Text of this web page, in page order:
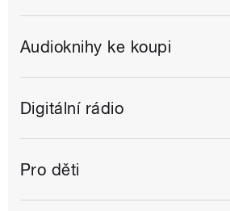
Audioknihy ke koupi
Digitální rádio
Pro děti